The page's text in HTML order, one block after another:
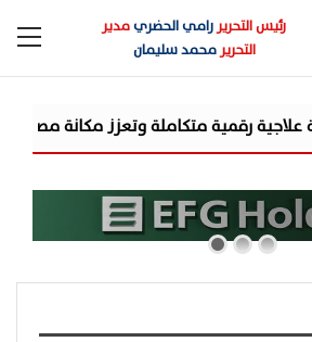
رئيس التحريررامي الحضريمدير
التحريرمحمد سليمان